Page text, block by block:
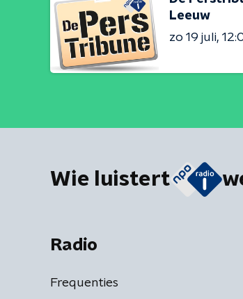
Leeuw
zo 19 juli
Wie luistert
Radio
Frequenties